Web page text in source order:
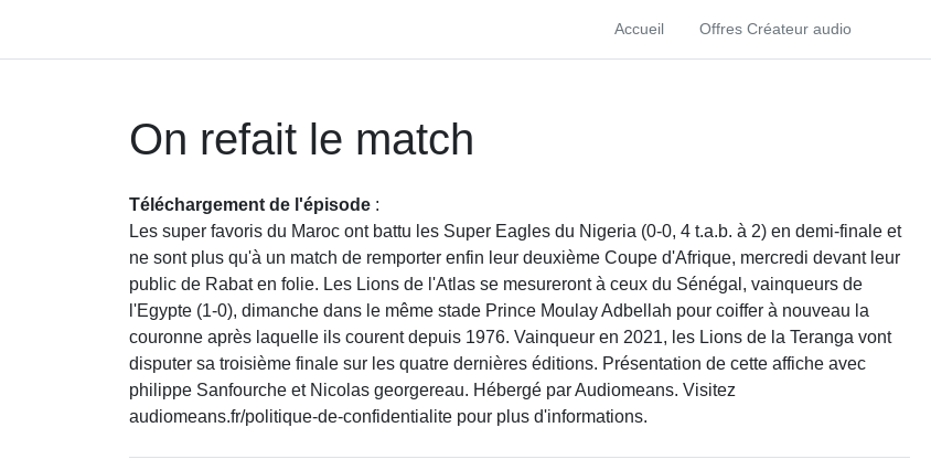
Accueil Offres Créateur audio
On refait le match
Téléchargement de l'épisode :
Les super favoris du Maroc ont battu les Super Eagles du Nigeria (0-0, 4 t.a.b. à 2) en demi-finale et
ne sont plus qu'à un match de remporter enfin leur deuxième Coupe d'Afrique, mercredi devant leur
public de Rabat en folie. Les Lions de l'Atlas se mesureront à ceux du Sénégal, vainqueurs de
l'Egypte (1-0), dimanche dans le même stade Prince Moulay Adbellah pour coiffer à nouveau la
couronne après laquelle ils courent depuis 1976. Vainqueur en 2021, les Lions de la Teranga vont
disputer sa troisième finale sur les quatre dernières éditions. Présentation de cette affiche avec
philippe Sanfourche et Nicolas georgereau. Hébergé par Audiomeans. Visitez
audiomeans.fr/politique-de-confidentialite pour plus d'informations.